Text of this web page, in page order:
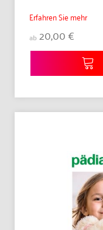
Erfahren Sie mehr
ab20,00 €